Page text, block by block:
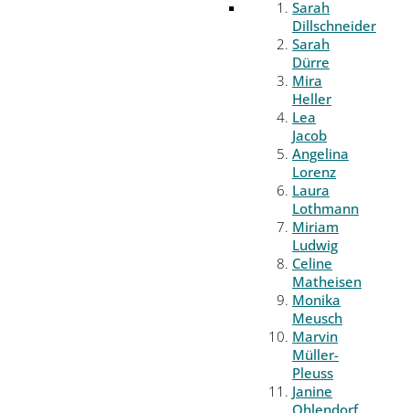
Sarah
Dillschneider
Sarah
Dürre
Mira
Heller
Lea
Jacob
Angelina
Lorenz
Laura
Lothmann
Miriam
Ludwig
Celine
Matheisen
Monika
Meusch
Marvin
Müller-
Pleuss
Janine
Ohlendorf